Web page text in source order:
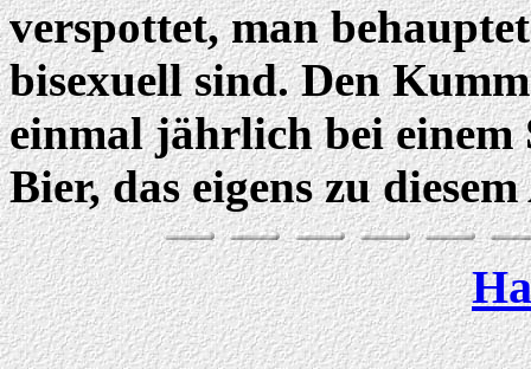
verspottet, man
bisexuell sind. Den
einmal jährlich bei einem
Bier, das eigens zu